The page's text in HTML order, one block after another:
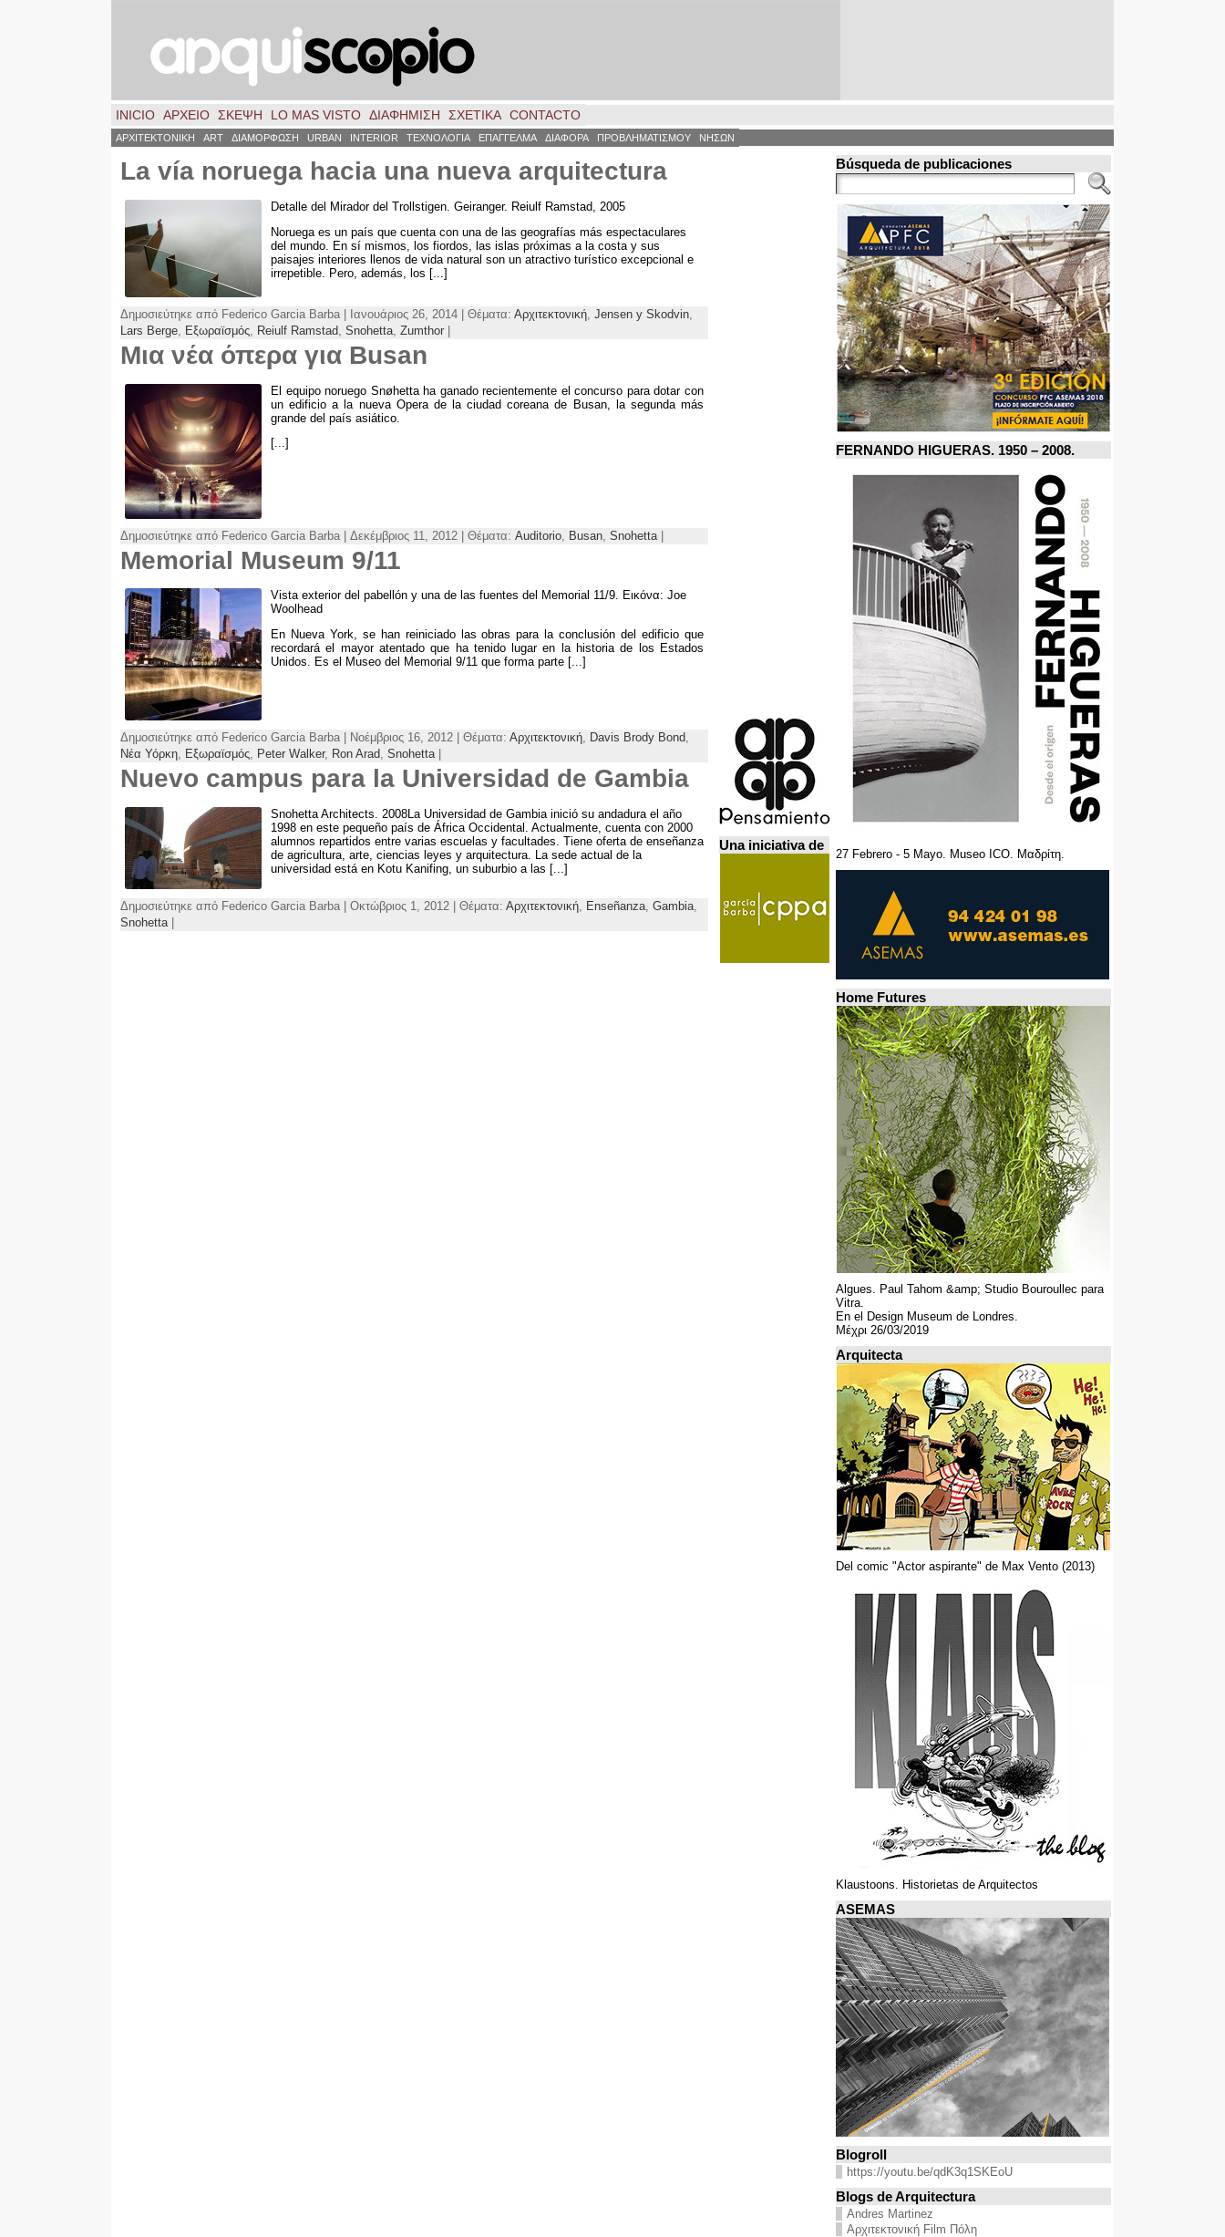
INICIO ΑΡΧΕΙΟ ΣΚΈΨΗ LO MAS VISTO ΔΙΑΦΗΜΙΣΗ ΣΧΕΤΙΚΑ CONTACTO
ΑΡΧΙΤΕΚΤΟΝΙΚΗ ART ΔΙΑΜΟΡΦΩΣΗ URBAN INTERIOR ΤΕΧΝΟΛΟΓΙΑ ΕΠΑΓΓΕΛΜΑ ΔΙΑΦΟΡΑ ΠΡΟΒΛΗΜΑΤΙΣΜΟΥ ΝΗΣΩΝ
La vía noruega hacia una nueva arquitectura
Detalle del Mirador del Trollstigen Geiranger. Reiulf Ramstad , 2005
Noruega es un país que cuenta con una de las geografías más espectaculares
del mundo En sí mismos los fiordos las islas próximas a la costa y sus
paisajes interiores llenos de vida natural son un atractivo turístico excepcional e
irrepetible Pero además los [...]
Δημοσιεύτηκε από Federico Garcia Barba | Ιανουάριος 26, 2014 | Θέματα: Αρχιτεκτονική Jensen y Skodvin
Lars Berge
Εξωραϊσμός Reiulf Ramstad Snohetta Zumthor
Μια νέα όπερα για Busan
El equipo noruego Snøhetta ha ganado recientemente el concurso para dotar con
un edificio a la nueva Opera de la ciudad coreana de Busan, la segunda más
grande del país asiático
[...]
Δημοσιεύτηκε από Federico Garcia Barba | Δεκέμβριος 11, 2012 | Θέματα: Auditorio Busan Snohetta |
Memorial Museum 9/11
Vista exterior del pabellón y una de las fuentes del Memorial 11/9. Εικόνα: Joe
Woolhead
En Nueva York, se han reiniciado las obras para la conclusión del edificio que
recordará el mayor atentado que ha tenido lugar en la historia de los Estados
Unidos. Es el Museo del Memorial 9/11 que forma parte [...]
Δημοσιεύτηκε από Federico Garcia Barba | Νοέμβριος 16, 2012 | Θέματα: Αρχιτεκτονική, Davis Brody Bond,
Νέα Υόρκη, Εξωραϊσμός, Peter Walker, Ron Arad, Snohetta|
Nuevo campus para la Universidad de Gambia
Snohetta Architects. 2008La Universidad de Gambia inició su andadura el año
1998 en este pequeño país de África Occidental. Actualmente, cuenta con 2000
alumnos repartidos entre varias escuelas y facultades. Tiene oferta de enseñanza
de agricultura, arte, ciencias leyes y arquitectura. La sede actual de la
universidad está en Kotu Kanifing, un suburbio a las [...]
Δημοσιεύτηκε από Federico Garcia Barba | Οκτώβριος 1, 2012 | Θέματα: Αρχιτεκτονική, Enseñanza, Gambia,
Snohetta|
Una iniciativa de
Búsqueda de publicaciones
FERNANDO HIGUERAS. 1950 – 2008.
27 Febrero - 5 Mayo. Museo ICO. Μαδρίτη.
Home Futures
Algues. Paul Tahom &amp; Studio Bouroullec para
Vitra.
En el Design Museum de Londres.
Μέχρι 26/03/2019
Arquitecta
Del comic "Actor aspirante" de Max Vento (2013)
Klaustoons. Historietas de Arquitectos
ASEMAS
Blogroll
https://youtu.be/qdK3q1SKEoU
Blogs de Arquitectura
Andres Martinez
Αρχιτεκτονική Film Πόλη